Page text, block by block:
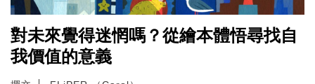
對未來覺得迷惘嗎？從繪本體悟尋找自
我價值的意義